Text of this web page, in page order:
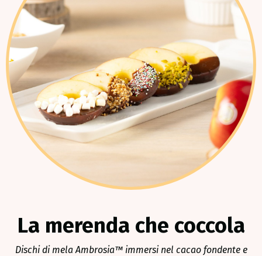
La merenda che coccola
Dischi di mela Ambrosia™ immersi nel cacao fondente e